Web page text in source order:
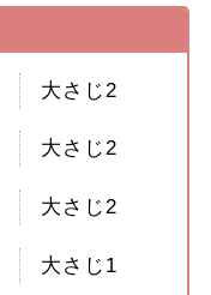
大さじ2
大さじ2
大さじ2
大さじ1